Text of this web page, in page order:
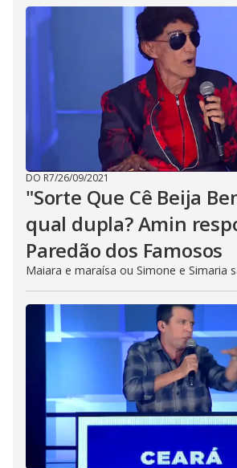
DO R7/26/09/2021
"Sorte Que Cê Beija
qual dupla? Amin
Paredão dos Famosos
Maiara e maraísa ou Simone e Simaria